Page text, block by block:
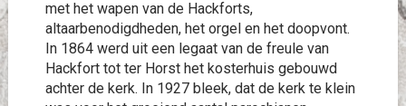
met het wapen van de Hackforts,
altaarbenodigdheden, het orgel en het doopvont.
In 1864 werd uit een legaat van de freule van
Hackfort tot ter Horst het kosterhuis gebouwd
achter de kerk. In 1927 bleek, dat de kerk te klein